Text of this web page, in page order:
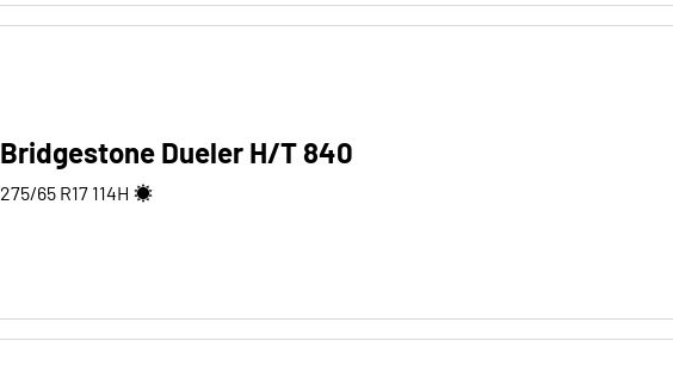
Bridgestone Dueler H/T 840
275/65 R17 114H